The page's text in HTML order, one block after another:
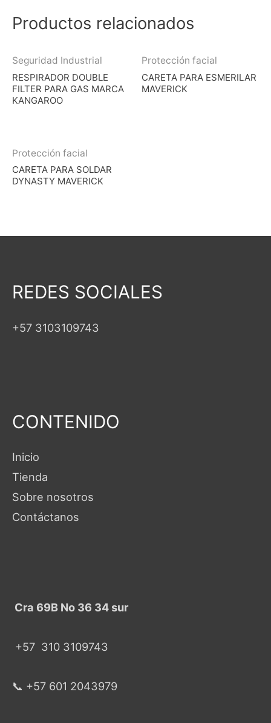
Productos relacionados
Seguridad Industrial
RESPIRADOR DOUBLE
FILTER PARA GAS MARCA
KANGAROO
Protección facial
CARETA PARA ESMERILAR
MAVERICK
Protección facial
CARETA PARA SOLDAR
DYNASTY MAVERICK
REDES SOCIALES
+57 3103109743
CONTENIDO
Inicio
Tienda
Sobre nosotros
Contáctanos
Cra 69B No 36 34 sur
+57 310 3109743
📞 +57 601 2043979